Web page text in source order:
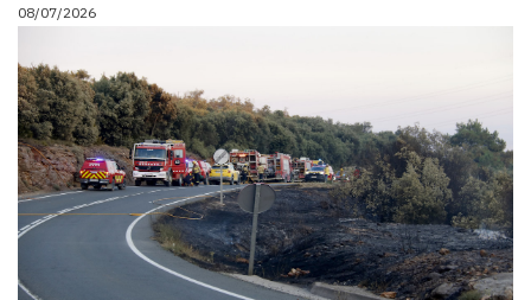
08/07/2026